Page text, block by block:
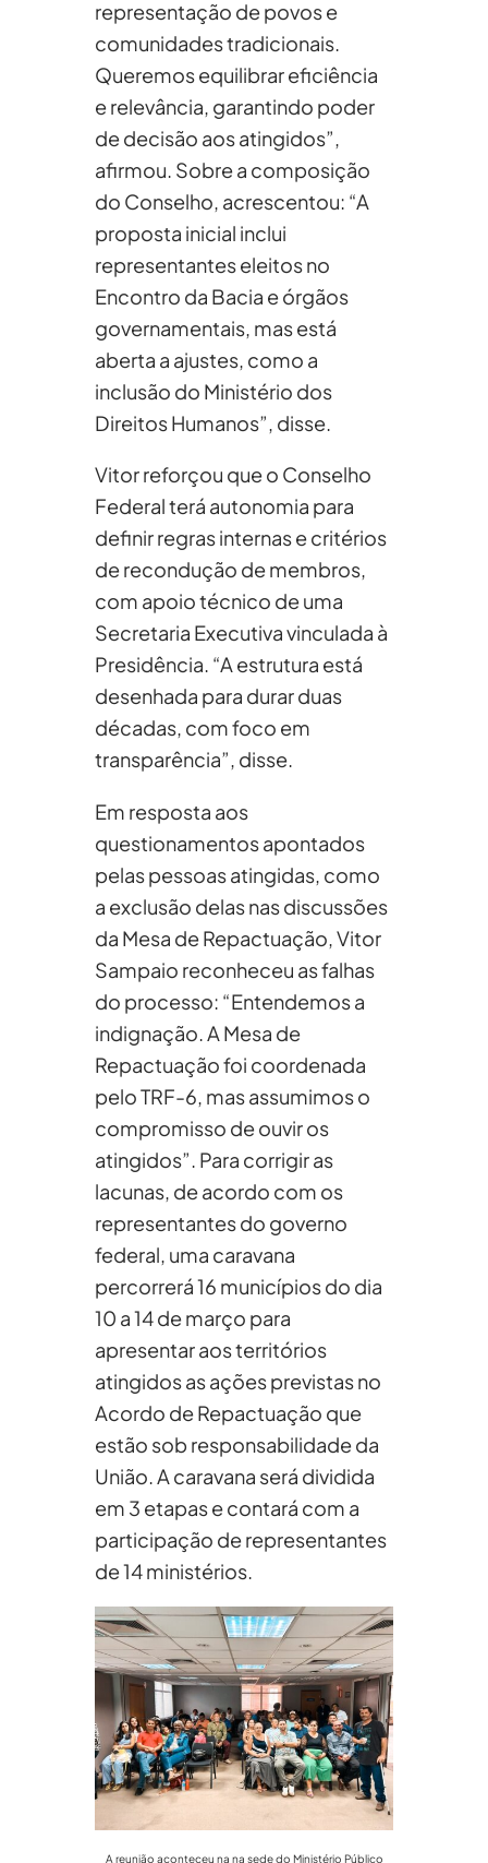
representação de povos e
comunidades tradicionais.
Queremos equilibrar eficiência
e relevância, garantindo poder
de decisão aos atingidos”,
afirmou. Sobre a composição
do Conselho, acrescentou: “A
proposta inicial inclui
representantes eleitos no
Encontro da Bacia e órgãos
governamentais, mas está
aberta a ajustes, como a
inclusão do Ministério dos
Direitos Humanos”, disse.
Vitor reforçou que o Conselho
Federal terá autonomia para
definir regras internas e critérios
de recondução de membros,
com apoio técnico de uma
Secretaria Executiva vinculada à
Presidência. “A estrutura está
desenhada para durar duas
décadas, com foco em
transparência”, disse.
Em resposta aos
questionamentos apontados
pelas pessoas atingidas, como
a exclusão delas nas discussões
da Mesa de Repactuação, Vitor
Sampaio reconheceu as falhas
do processo: “Entendemos a
indignação. A Mesa de
Repactuação foi coordenada
pelo TRF-6, mas assumimos o
compromisso de ouvir os
atingidos”. Para corrigir as
lacunas, de acordo com os
representantes do governo
federal, uma caravana
percorrerá 16 municípios do dia
10 a 14 de março para
apresentar aos territórios
atingidos as ações previstas no
Acordo de Repactuação que
estão sob responsabilidade da
União. A caravana será dividida
em 3 etapas e contará com a
participação de representantes
de 14 ministérios.
A reunião aconteceu na na sede do Ministério Público